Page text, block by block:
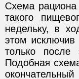
Схема
такого
недельку, в
этом
только после
Подобная